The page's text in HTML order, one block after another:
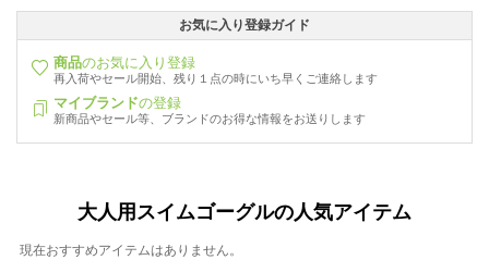
お気に入り登録ガイド
商品のお気に入り登録
再入荷やセール開始、残り１点の時にいち早くご連絡します
マイブランドの登録
新商品やセール等、ブランドのお得な情報をお送りします
大人用スイムゴーグルの人気アイテム
現在おすすめアイテムはありません。